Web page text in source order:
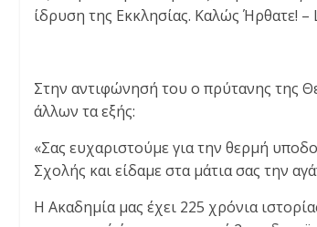
ίδρυση της Εκκλησίας. Καλώς Ήρθατε! –
Στην αντιφώνησή του ο πρύτανης της
άλλων τα εξής:
«Σας ευχαριστούμε για την θερμή
Σχολής και είδαμε στα μάτια σας την
Η Ακαδημία μας έχει 225 χρόνια